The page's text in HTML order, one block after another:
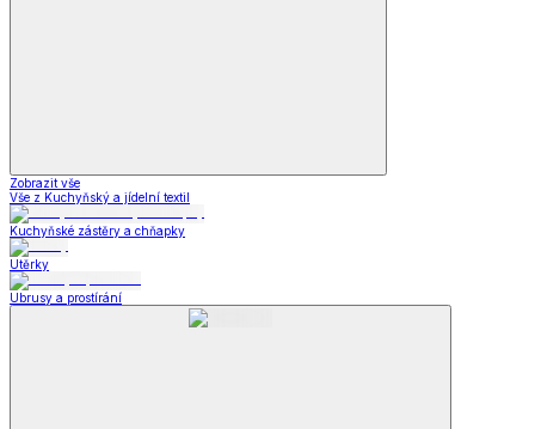
Zobrazit vše
Vše z Kuchyňský a jídelní textil
Kuchyňské zástěry a chňapky
Utěrky
Ubrusy a prostírání